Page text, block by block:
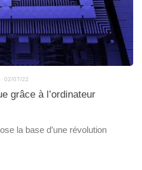
02/07/22
grâce à l’ordinateur
la base d’une révolution